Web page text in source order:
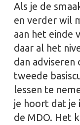
Als je de
en verder wil
aan het einde
daar al het
dan
tweede
lessen te
je hoort dat je
de MDO. Het